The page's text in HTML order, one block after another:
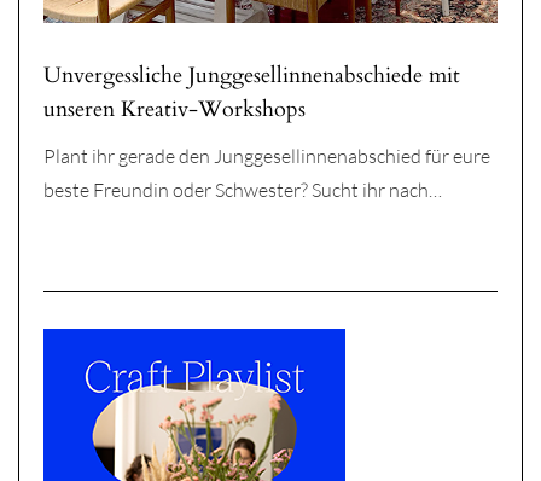
Unvergessliche Junggesellinnenabschiede mit
unseren Kreativ-Workshops
Plant ihr gerade den Junggesellinnenabschied für eure
beste Freundin oder Schwester? Sucht ihr nach…